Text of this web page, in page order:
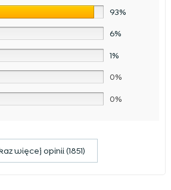
93%
6%
1%
0%
0%
więcej opinii (1851)